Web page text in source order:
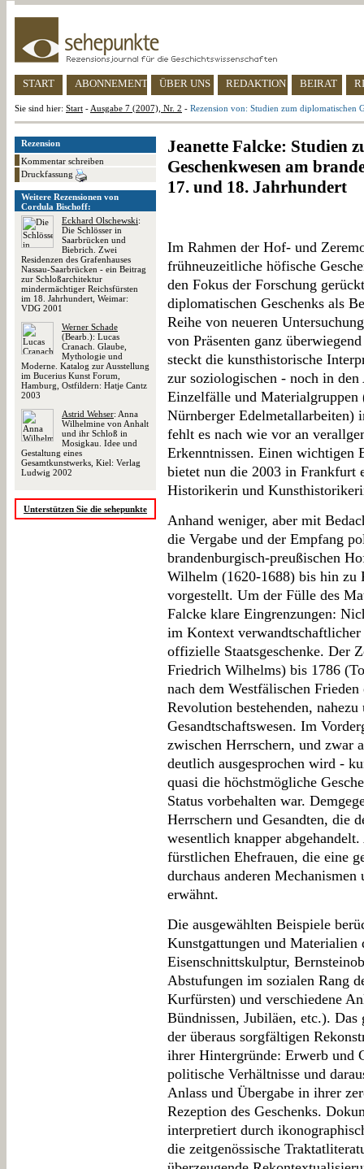
START ABONNEMENT ÜBER UNS REDAKTION BEIRAT
Sie sind hier: Start - Ausgabe 7 (2007), Nr. 2 - Rezension von: Studien zum diplomatischen
Rezension
Kommentar schreiben
Druckfassung
Weitere Rezensionen von
Cordula Bischoff:
Eckhard Olschewski:
Die Schlösser in
Saarbrücken und
Biebrich. Zwei
Residenzen des Grafenhauses
Nassau-Saarbrücken - ein Beitrag
zur Schloßarchitektur
mindermächtiger Reichsfürsten
im 18. Jahrhundert, Weimar:
VDG 2001
Werner Schade
(Bearb.): Lucas
Cranach. Glaube,
Mythologie und
Moderne. Katalog zur Ausstellung
im Bucerius Kunst Forum,
Hamburg, Ostfildern: Hatje Cantz
2003
Astrid Wehser: Anna
Wilhelmine von Anhalt
und ihr Schloß in
Mosigkau. Idee und
Gestaltung eines
Gesamtkunstwerks, Kiel: Verlag
Ludwig 2002
Unterstützen Sie die sehepunkte
Jeanette Falcke: Studien
Geschenkwesen am
17. und 18. Jahrhundert
Im Rahmen der Hof- und
frühneuzeitliche höfische
den Fokus der Forschung
diplomatischen Geschenks als
Reihe von neueren
von Präsenten ganz
steckt die kunsthistorische
zur soziologischen - noch in
Einzelfälle und Materialgruppen
Nürnberger Edelmetallarbeiten)
fehlt es nach wie vor an
Erkenntnissen. Einen wichtigen
bietet nun die 2003 in Frankfurt
Historikerin und
Anhand weniger, aber mit
die Vergabe und der Empfang
brandenburgisch-preußischen
Wilhelm (1620-1688) bis hin
vorgestellt. Um der Fülle des
Falcke klare Eingrenzungen:
im Kontext
offizielle Staatsgeschenke. Der
Friedrich Wilhelms) bis 1786
nach dem Westfälischen
Revolution bestehenden,
Gesandtschaftswesen. Im
zwischen Herrschern, und zwar
deutlich ausgesprochen wird -
quasi die höchstmögliche
Status vorbehalten war.
Herrschern und Gesandten, die
wesentlich knapper
fürstlichen Ehefrauen, die eine
durchaus anderen
erwähnt.
Die ausgewählten Beispiele
Kunstgattungen und Materialien
Eisenschnittskulptur,
Abstufungen im sozialen Rang
Kurfürsten) und verschiedene
Bündnissen, Jubiläen, etc.).
der überaus sorgfältigen
ihrer Hintergründe: Erwerb und
politische Verhältnisse und
Anlass und Übergabe in ihrer
Rezeption des Geschenks.
interpretiert durch
die zeitgenössische